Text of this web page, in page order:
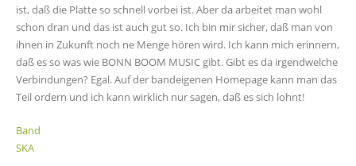
ist, daß die Platte so schnell vorbei ist. Aber da arbeitet man wohl
schon dran und das ist auch gut so. Ich bin mir sicher, daß man von
ihnen in Zukunft noch ne Menge hören wird. Ich kann mich erinnern,
daß es so was wie BONN BOOM MUSIC gibt. Gibt es da irgendwelche
Verbindungen? Egal. Auf der bandeigenen Homepage kann man das
Teil ordern und ich kann wirklich nur sagen, daß es sich lohnt!
Band
SKA